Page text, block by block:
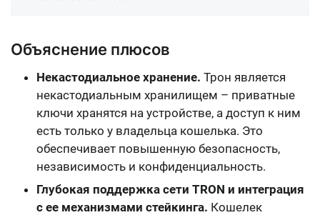
Объяснение плюсов
Некастодиальное хранение. Трон является
некастодиальным хранилищем – приватные
ключи хранятся на устройстве, а доступ к ним
есть только у владельца кошелька. Это
обеспечивает повышенную безопасность,
независимость и конфиденциальность.
Глубокая поддержка сети TRON и интеграция
с ее механизмами стейкинга. Кошелек